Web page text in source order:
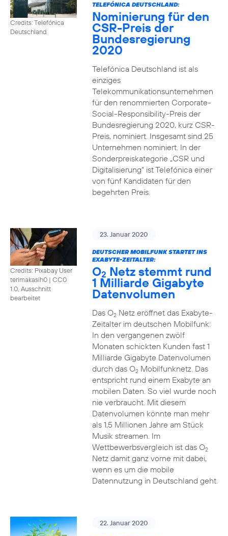
Credits: Telefónica
Deutschland
TELEFÓNICA DEUTSCHLAND:
Nominierung für den
CSR-Preis der
Bundesregierung
2020
Telefónica Deutschland ist als
einziges
Telekommunikationsunternehmen
für den renommierten Corporate-
Social-Responsibility-Preis der
Bundesregierung 2020, kurz CSR-
Preis, nominiert. Insgesamt sind 25
Unternehmen nominiert. In der
Sonderpreiskategorie „CSR und
Digitalisierung“ ist Telefónica einer
von fünf Kandidaten für den
begehrten Preis.
Credits: Pixabay User
terimakasih0 | CC0
1.0, Ausschnitt
bearbeitet
23. Januar 2020
DEUTSCHER MOBILFUNK STARTET INS
EXABYTE-ZEITALTER:
O2 Netz stemmt rund
1 Milliarde Gigabyte
Datenvolumen
Das O2Netz eröffnet das Exabyte-
Zeitalter im deutschen Mobilfunk:
In den vergangenen zwölf
Monaten schickten Kunden fast 1
Milliarde Gigabyte Datenvolumen
durch das O2Mobilfunknetz. Das
entspricht rund einem Exabyte an
mobilen Daten. So viel wurde noch
nie verbraucht. Mit diesem
Datenvolumen könnte man mehr
als 1,5 Millionen Jahre am Stück
Musik streamen. Im
Wettbewerbsvergleich ist das O2
Netz damit ganz vorne mit dabei,
wenn es um die mobile
Datennutzung in Deutschland geht.
22. Januar 2020